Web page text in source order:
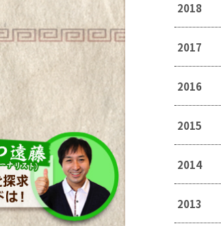
2018
2017
2016
2015
2014
2013